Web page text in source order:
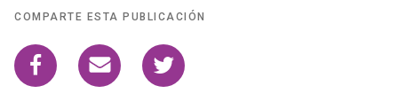
COMPARTE ESTA PUBLICACIÓN